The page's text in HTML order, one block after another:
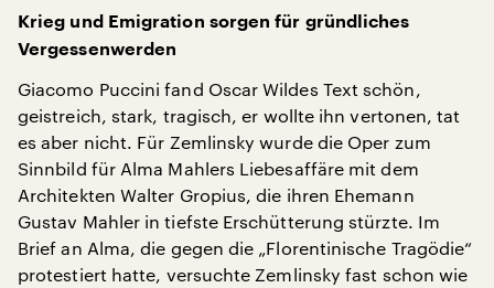
Krieg und Emigration sorgen für gründliches
Vergessenwerden
Giacomo Puccini fand Oscar Wildes Text schön,
geistreich, stark, tragisch, er wollte ihn vertonen, tat
es aber nicht. Für Zemlinsky wurde die Oper zum
Sinnbild für Alma Mahlers Liebesaffäre mit dem
Architekten Walter Gropius, die ihren Ehemann
Gustav Mahler in tiefste Erschütterung stürzte. Im
Brief an Alma, die gegen die „Florentinische Tragödie“
protestiert hatte, versuchte Zemlinsky fast schon wie